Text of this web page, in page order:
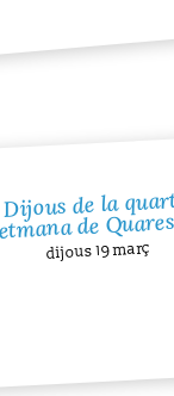
Dijous de la
de
dijous 19 març